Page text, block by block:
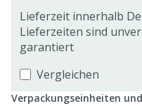
Lieferzeit innerhalb
Lieferzeiten sind
garantiert
Vergleichen
Verpackungseinheiten